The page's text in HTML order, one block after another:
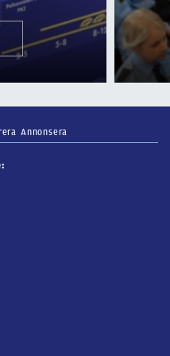
Annonsera